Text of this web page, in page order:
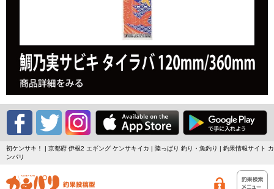
初ケンサキ！ | 京都府 伊根2 エギング ケンサキイカ | 陸っぱり 釣り・魚釣り | 釣果情報サイト カ
ンパリ